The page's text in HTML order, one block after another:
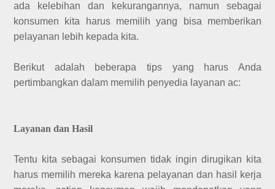
ada kelebihan dan kekurangannya, namun sebagai
konsumen kita harus memilih yang bisa memberikan
pelayanan lebih kepada kita.
Berikut adalah beberapa tips yang harus Anda
pertimbangkan dalam memilih penyedia layanan ac:
Layanan dan Hasil
Tentu kita sebagai konsumen tidak ingin dirugikan kita
harus memilih mereka karena pelayanan dan hasil kerja